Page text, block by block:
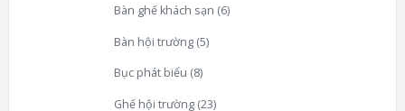
Bàn ghế khách sạn (6)
Bàn hội trường (5)
Bục phát biểu (8)
Ghế hội trường (23)